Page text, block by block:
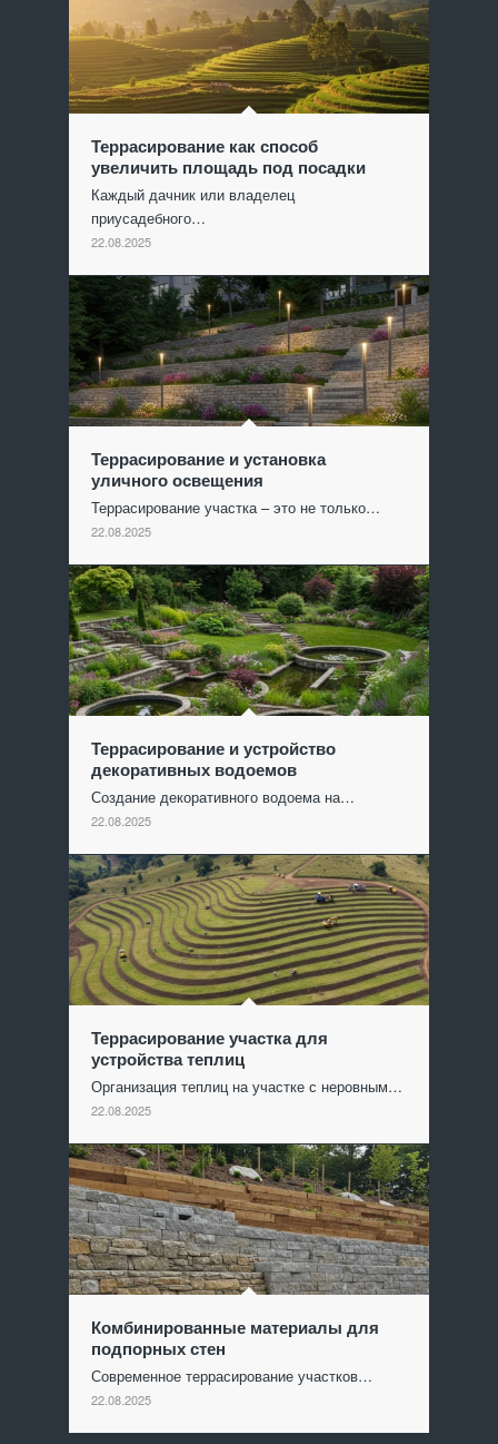
Террасирование как способ
увеличить площадь под посадки
Каждый дачник или владелец
приусадебного…
22.08.2025
Террасирование и установка
уличного освещения
Террасирование участка – это не только…
22.08.2025
Террасирование и устройство
декоративных водоемов
Создание декоративного водоема на…
22.08.2025
Террасирование участка для
устройства теплиц
Организация теплиц на участке с неровным…
22.08.2025
Комбинированные материалы для
подпорных стен
Современное террасирование участков…
22.08.2025